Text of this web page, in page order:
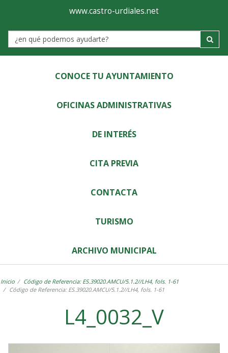
Ayuntamiento
de
Castro-
Urdiales
www.castro-urdiales.net
Label
CONOCE TU AYUNTAMIENTO
OFICINAS ADMINISTRATIVAS
DE INTERÉS
CITA PREVIA
CONTACTA
TURISMO
ARCHIVO MUNICIPAL
Inicio
Código de Referencia: ES.39020.AMCU/5.1.2//LH4, fols. 1-61
Código de Referencia: ES.39020.AMCU/5.1.2//LH4, fols. 1-61
L4_0032_V